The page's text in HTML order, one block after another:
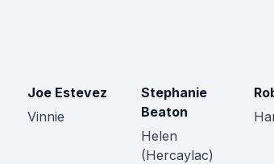
Joe Estevez
Vinnie
Stephanie
Beaton
Helen
(Hercaylac)